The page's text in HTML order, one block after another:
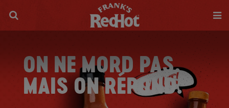
ON NE MORD PAS.
MAIS ON RÉPOND.